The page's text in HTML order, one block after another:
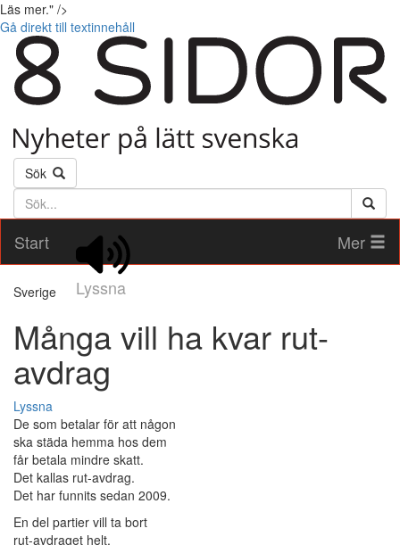
Läs mer." />
Gå direkt till textinnehåll
Sök
Söktext
Start
Lyssna
Mer
Sverige
Många vill ha kvar rut-
avdrag
Lyssna
De som betalar för att någon
ska städa hemma hos dem
får betala mindre skatt.
Det kallas rut-avdrag.
Det har funnits sedan 2009.
En del partier vill ta bort
rut-avdraget helt.